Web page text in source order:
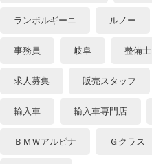
ランボルギーニ ルノー
事務員 岐阜 整備士
求人募集 販売スタッフ
輸入車 輸入車専門店
ＢＭＷアルピナ Ｇクラス